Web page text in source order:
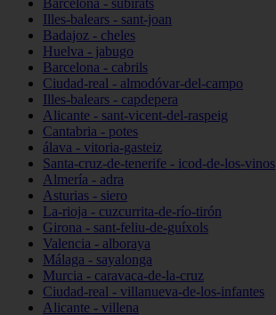
Barcelona - subirats
Illes-balears - sant-joan
Badajoz - cheles
Huelva - jabugo
Barcelona - cabrils
Ciudad-real - almodóvar-del-campo
Illes-balears - capdepera
Alicante - sant-vicent-del-raspeig
Cantabria - potes
álava - vitoria-gasteiz
Santa-cruz-de-tenerife - icod-de-los-vinos
Almería - adra
Asturias - siero
La-rioja - cuzcurrita-de-río-tirón
Girona - sant-feliu-de-guíxols
Valencia - alboraya
Málaga - sayalonga
Murcia - caravaca-de-la-cruz
Ciudad-real - villanueva-de-los-infantes
Alicante - villena